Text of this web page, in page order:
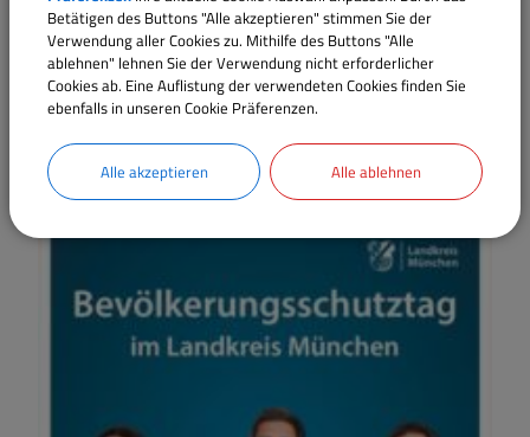
Vier Veranstaltungskalender zur besseren Übersicht:
Allgemein
Vereine
Kinder
Senioren
Betätigen des Buttons "Alle akzeptieren" stimmen Sie der
Verwendung aller Cookies zu. Mithilfe des Buttons "Alle
ablehnen" lehnen Sie der Verwendung nicht erforderlicher
Cookies ab. Eine Auflistung der verwendeten Cookies finden Sie
ebenfalls in unseren Cookie Präferenzen.
Alle akzeptieren Alle ablehnen